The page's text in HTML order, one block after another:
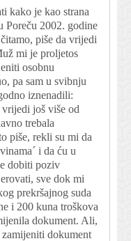
kako je kao strana
Poreču 2002. godine
piše da vrijedi
mi je proljetos
osobnu
pa sam u svibnju
iznenadili:
još više od
trebala
piše, rekli su mi da
i da ću u
dobiti poziv
sve dok mi
prekršajnog suda
i 200 kuna troškova
dokument. Ali,
dokument